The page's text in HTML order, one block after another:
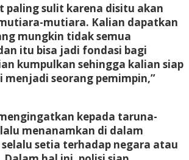
paling sulit karena disitu akan
mutiara. Kalian dapatkan
mungkin tidak semua
itu bisa jadi fondasi bagi
kumpulkan sehingga kalian siap
menjadi seorang pemimpin,”
kepada taruna-
menanamkan di dalam
setia terhadap negara atau